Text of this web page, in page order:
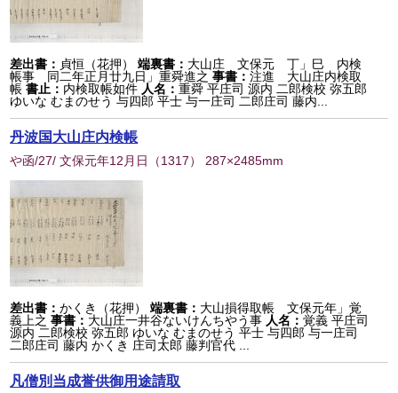
差出書： 貞恒（花押） 端裏書： 大山庄 文保元 丁」巳 内検
帳事 同二年正月廿九日」重舜進之 事書：注進 大山庄内検取
帳 書止： 内検取帳如件 人名：重舜 平庄司 源内 二郎検校 弥五郎
ゆいな むまのせう 与四郎 平士 与一庄司 二郎庄司 藤内...
丹波国大山庄内検帳
や函/27/ 文保元年12月日 （1317） 287×2485mm
差出書：かくき（花押） 端裏書： 大山損得取帳 文保元年」覚
義上之 事書： 大山庄一井谷ないけんちやう事 人名：覚義 平庄司
源内 二郎検校 弥五郎 ゆいな むまのせう 平士 与四郎 与一庄司
二郎庄司 藤内 かくき 庄司太郎 藤判官代 ...
凡僧別当成誉供御用途請取